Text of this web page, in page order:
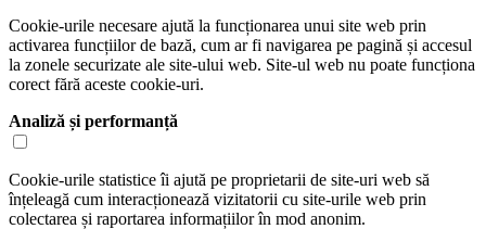
Cookie-urile necesare ajută la funcționarea unui site web prin
activarea funcțiilor de bază, cum ar fi navigarea pe pagină și accesul
la zonele securizate ale site-ului web. Site-ul web nu poate funcționa
corect fără aceste cookie-uri.
Analiză și performanță
Cookie-urile statistice îi ajută pe proprietarii de site-uri web să
înțeleagă cum interacționează vizitatorii cu site-urile web prin
colectarea și raportarea informațiilor în mod anonim.